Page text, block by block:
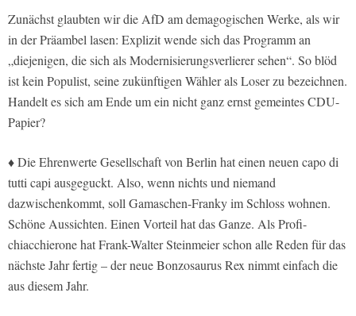
Zunächst glaubten wir die AfD am demagogischen Werke, als wir
in der Präambel lasen: Explizit wende sich das Programm an
„diejenigen, die sich als Modernisierungsverlierer sehen“. So blöd
ist kein Populist, seine zukünftigen Wähler als Loser zu bezeichnen.
Handelt es sich am Ende um ein nicht ganz ernst gemeintes CDU-
Papier?
♦ Die Ehrenwerte Gesellschaft von Berlin hat einen neuen capo di
tutti capi ausgeguckt. Also, wenn nichts und niemand
dazwischenkommt, soll Gamaschen-Franky im Schloss wohnen.
Schöne Aussichten. Einen Vorteil hat das Ganze. Als Profi-
chiacchierone hat Frank-Walter Steinmeier schon alle Reden für das
nächste Jahr fertig – der neue Bonzosaurus Rex nimmt einfach die
aus diesem Jahr.